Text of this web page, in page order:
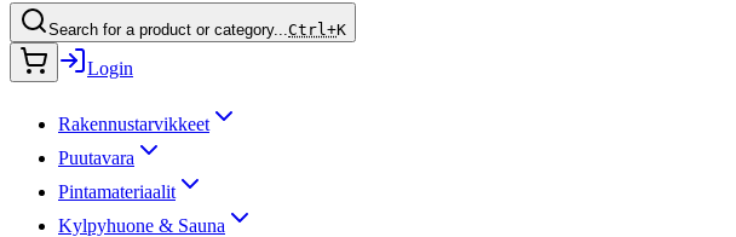
Search for a product or category... Ctrl+K
Login
Rakennustarvikkeet
Puutavara
Pintamateriaalit
Kylpyhuone & Sauna